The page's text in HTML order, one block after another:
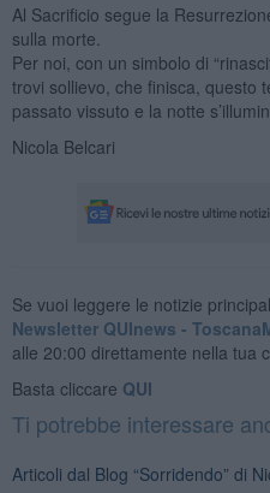
Al Sacrificio segue la
sulla morte.
Per noi, con un simbolo di
trovi sollievo, che finisca, questo
passato vissuto e la notte
Nicola Belcari
Se vuoi leggere le notizie
Newsletter QUInews -
alle 20:00 direttamente nella tua
Basta cliccare QUI
Ti potrebbe interessare
Articoli dal Blog “Sorridendo” di